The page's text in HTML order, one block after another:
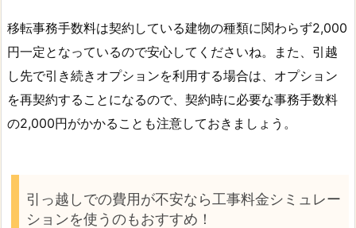
移転事務手数料は契約している建物の種類に関わらず2,000
円一定となっているので安心してくださいね。また、引越
し先で引き続きオプションを利用する場合は、オプション
を再契約することになるので、契約時に必要な事務手数料
の2,000円がかかることも注意しておきましょう。
引っ越しでの費用が不安なら工事料金シミュレー
ションを使うのもおすすめ！